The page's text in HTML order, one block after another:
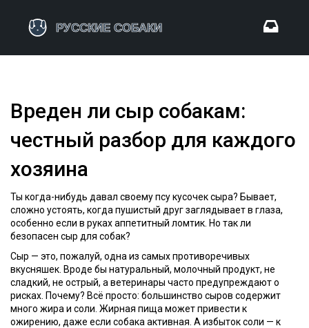
Вреден ли сыр собакам:
честный разбор для каждого
хозяина
Ты когда-нибудь давал своему псу кусочек сыра? Бывает,
сложно устоять, когда пушистый друг заглядывает в глаза,
особенно если в руках аппетитный ломтик. Но так ли
безопасен сыр для собак?
Сыр — это, пожалуй, одна из самых противоречивых
вкусняшек. Вроде бы натуральный, молочный продукт, не
сладкий, не острый, а ветеринары часто предупреждают о
рисках. Почему? Всё просто: большинство сыров содержит
много жира и соли. Жирная пища может привести к
ожирению, даже если собака активная. А избыток соли — к